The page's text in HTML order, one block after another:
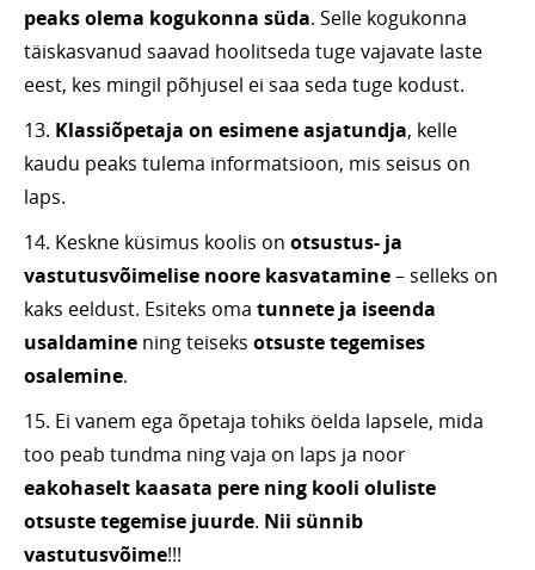
peaks olema kogukonna süda. Selle kogukonna
täiskasvanud saavad hoolitseda tuge vajavate laste
eest, kes mingil põhjusel ei saa seda tuge kodust.
13. Klassiõpetaja on esimene asjatundja, kelle
kaudu peaks tulema informatsioon, mis seisus on
laps.
14. Keskne küsimus koolis on otsustus- ja
vastutusvõimelise noore kasvatamine– selleks on
kaks eeldust. Esiteks oma tunnete ja iseenda
usaldamine ning teiseks otsuste tegemises
osalemine.
15. Ei vanem ega õpetaja tohiks öelda lapsele, mida
too peab tundma ning vaja on laps ja noor
eakohaselt kaasata pere ning kooli oluliste
otsuste tegemise juurde. Nii sünnib
vastutusvõime!!!